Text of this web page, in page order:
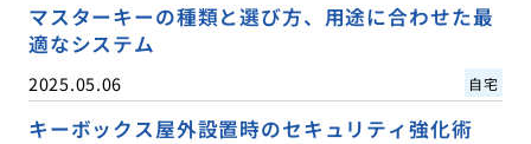
マスターキーの種類と選び方、用途に合わせた最
適なシステム
2025.05.06 自宅
キーボックス屋外設置時のセキュリティ強化術